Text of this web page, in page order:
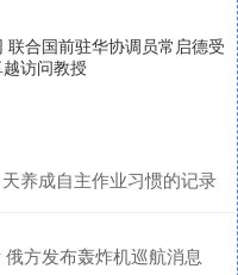
联合国前驻华协调员常启德受
访问教授
养成自主作业习惯的记录
方发布轰炸机巡航消息